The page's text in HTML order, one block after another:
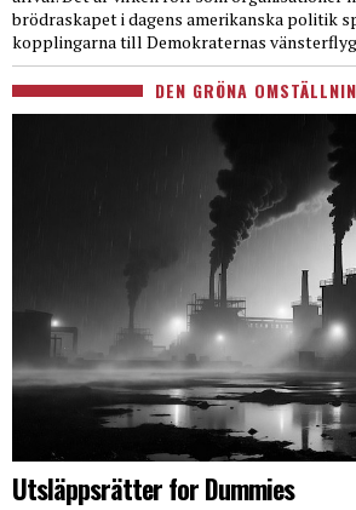
brödraskapet i dagens amerikanska politik
kopplingarna till Demokraternas
DEN GRÖNA
Utsläppsrätter for Dummies